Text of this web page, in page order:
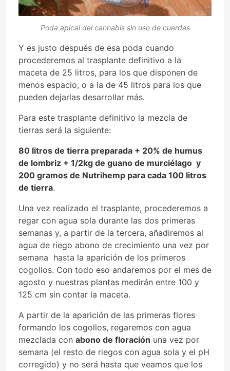
Poda apical del cannabis sin uso de cuerdas
Y es justo después de esa poda cuando
procederemos al trasplante definitivo a la
maceta de 25 litros, para los que disponen de
menos espacio, o a la de 45 litros para los que
pueden dejarlas desarrollar más.
Para este trasplante definitivo la mezcla de
tierras será la siguiente:
80 litros de tierra preparada + 20% de humus
de lombriz + 1/2kg de guano de murciélago y
200 gramos de Nutrihemp para cada 100 litros
de tierra.
Una vez realizado el trasplante, procederemos a
regar con agua sola durante las dos primeras
semanas y, a partir de la tercera, añadiremos al
agua de riego abono de crecimiento una vez por
semana hasta la aparición de los primeros
cogollos. Con todo eso andaremos por el mes de
agosto y nuestras plantas medirán entre 100 y
125 cm sin contar la maceta.
A partir de la aparición de las primeras flores
formando los cogollos, regaremos con agua
mezclada con abono de floración una vez por
semana (el resto de riegos con agua sola y el pH
corregido) y no será hasta que veamos que los